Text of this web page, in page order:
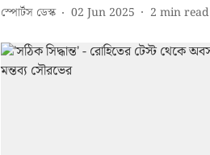
স্পোর্টস ডেস্ক 02 Jun 2025 2 min read